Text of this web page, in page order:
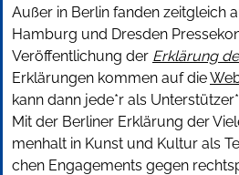
Außer in Berlin fanden zeitgleich
Hamburg und Dresden
Veröffentlichung der Erklärung
Erklärungen kommen auf die
kann dann jede*r als
Mit der Ber­li­ner Erklä­rung der
men­halt in Kunst und Kul­tur als
chen Enga­ge­ments gegen